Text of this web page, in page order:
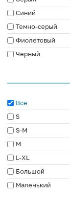
Синий
Темно-серый
Фиолетовый
Черный
Все
S
S-M
M
L-XL
Большой
Маленький